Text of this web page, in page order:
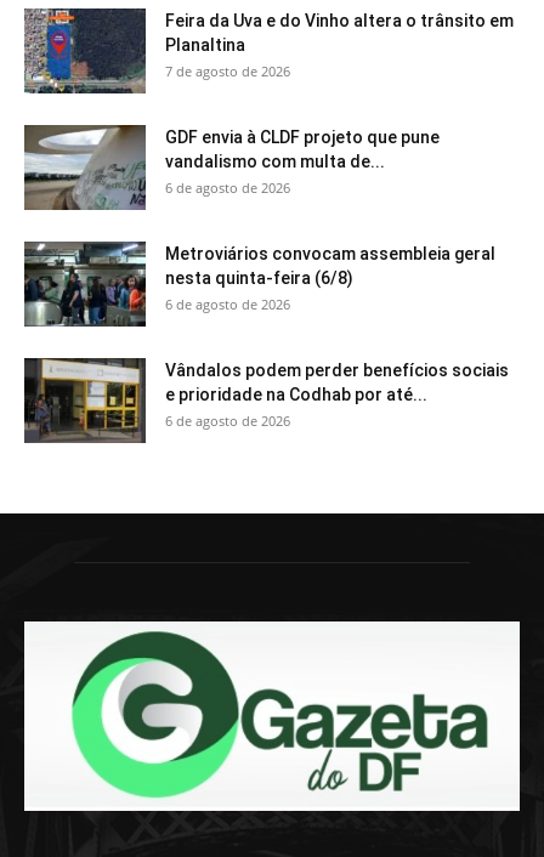
Feira da Uva e do Vinho altera o trânsito em
Planaltina
7 de agosto de 2026
GDF envia à CLDF projeto que pune
vandalismo com multa de...
6 de agosto de 2026
Metroviários convocam assembleia geral
nesta quinta-feira (6/8)
6 de agosto de 2026
Vândalos podem perder benefícios sociais
e prioridade na Codhab por até...
6 de agosto de 2026